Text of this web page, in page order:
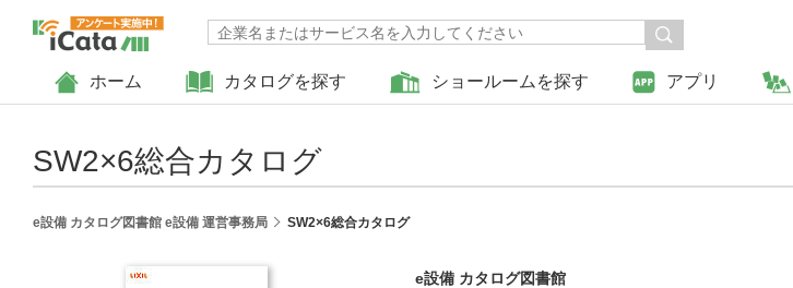
ホーム カタログを探す ショールームを探す アプリ
SW2×6総合カタログ
e設備 カタログ図書館 e設備 運営事務局 SW2×6総合カタログ
e設備 カタログ図書館